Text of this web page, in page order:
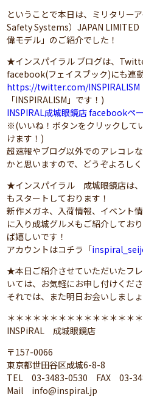
ということで本日は、ミリタリー
Safety Systems）JAPAN LIMITED
偉モデル」のご紹介でした！
★インスパイラル ブログは、
facebook(フェイスブック)にも連
https://twitter.com/INSPIRALISM
「INSPIRALISM」です！)
INSPIRAL成城眼鏡店 facebookペ
※(いいね！ボタンをクリックして
けます！)
超速報やブログ以外でのアレコレ
かと思いますので、どうぞよろしく
★インスパイラル 成城眼鏡店は、
もスタートしております！
新作メガネ、入荷情報、イベント
に入り成城グルメもご紹介してお
ば嬉しいです！
アカウントはコチラ「
★本日ご紹介させていただいたフ
いては、お気軽にお申し付けくださ
それでは、また明日お会いしまし
＊＊＊＊＊＊＊＊＊＊＊＊＊＊＊
INSPiRAL 成城眼鏡店
〒157-0066
東京都世田谷区成城6-8-8
TEL 03-3483-0530 FAX 03-
Mail info@inspiral.jp